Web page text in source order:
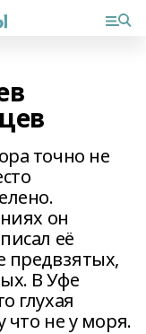
точно не
он
её
предвзятых,
В Уфе
глухая
что не у моря.